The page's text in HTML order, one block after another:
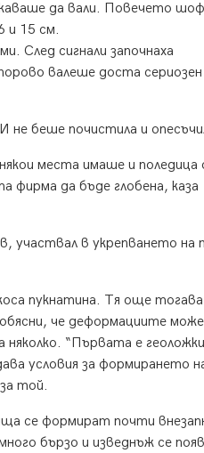
да вали. Повечето
и 15 см.
След сигнали започнаха
валеше доста сериозен
беше почистила и
места имаше и поледица
фирма да бъде глобена, каза
участвал в укрепването на
пукнатина. Тя още
че деформациите
няколко. “Първата е
условия за формирането
той.
се формират почти
бързо и изведнъж се